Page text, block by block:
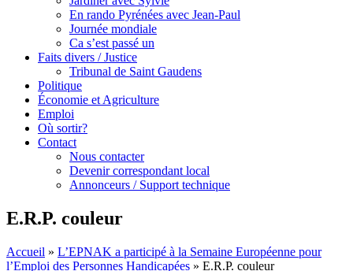
En rando Pyrénées avec Jean-Paul
Journée mondiale
Ca s’est passé un
Faits divers / Justice
Tribunal de Saint Gaudens
Politique
Économie et Agriculture
Emploi
Où sortir?
Contact
Nous contacter
Devenir correspondant local
Annonceurs / Support technique
E.R.P. couleur
Accueil » L’EPNAK a participé à la Semaine Européenne pour
l’Emploi des Personnes Handicapées » E.R.P. couleur